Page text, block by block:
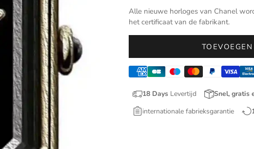
Alle nieuwe horloges van Chanel
het certificaat van de fabrikant.
18 Days Levertijd Snel, gratis
internationale fabrieksgarantie